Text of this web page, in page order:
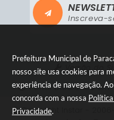
Prefeitura Municipal de
nosso site usa cookies para
experiência de navegação.
concorda com a nossa
Privacidade.
Inscreva-
Versão do
Portal atualizado em:
© Copyright Instar -